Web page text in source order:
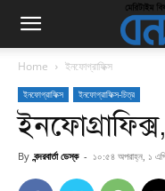
Home ইনফোগ্রাফিক্স
ইনফোগ্রাফিক্স ইনফোগ্রাফিক্স-চিত্র
By বন্দরবার্তা ডেস্ক - ১০:৫৪ অপরাহ্ন, ১